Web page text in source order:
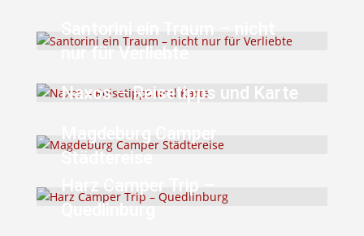
Santorini ein Traum – nicht
nur für Verliebte
Naxos – Reisetipps und Karte
Magdeburg Camper
Städtereise
Harz Camper Trip –
Quedlinburg